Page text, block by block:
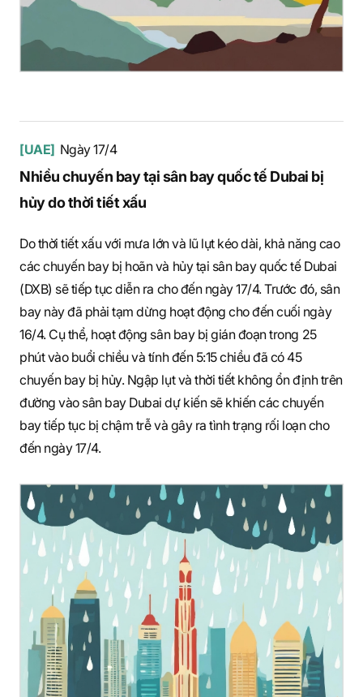
[UAE] Ngày 17/4
Nhiều chuyến bay tại sân bay quốc tế Dubai bị
hủy do thời tiết xấu
Do thời tiết xấu với mưa lớn và lũ lụt kéo dài, khả năng cao
các chuyến bay bị hoãn và hủy tại sân bay quốc tế Dubai
(DXB) sẽ tiếp tục diễn ra cho đến ngày 17/4. Trước đó, sân
bay này đã phải tạm dừng hoạt động cho đến cuối ngày
16/4. Cụ thể, hoạt động sân bay bị gián đoạn trong 25
phút vào buổi chiều và tính đến 5:15 chiều đã có 45
chuyến bay bị hủy. Ngập lụt và thời tiết không ổn định trên
đường vào sân bay Dubai dự kiến sẽ khiến các chuyến
bay tiếp tục bị chậm trễ và gây ra tình trạng rối loạn cho
đến ngày 17/4.